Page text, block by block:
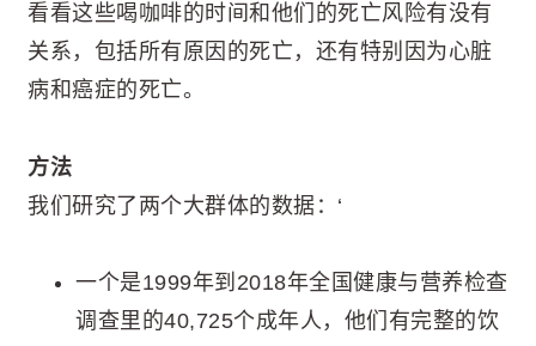
看看这些喝咖啡的时间和他们的死亡风险有没有
关系，包括所有原因的死亡，还有特别因为心脏
病和癌症的死亡。
方法
我们研究了两个大群体的数据：‘
一个是1999年到2018年全国健康与营养检查
调查里的40,725个成年人，他们有完整的饮